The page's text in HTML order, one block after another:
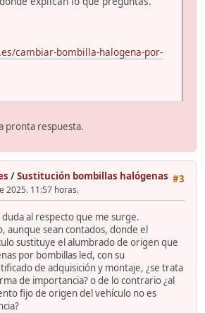
cambiar-bombilla-halogena-por-
pronta respuesta.
#3
/Sustitución bombillas halógenas
2025. 11:57 horas.
al respecto que me surge.
aunque sean contados, donde el
sustituye el alumbrado de origen que
por bombillas led, con su
de adquisición y montaje, ¿se trata
de importancia? o de lo contrario ¿al
fijo de origen del vehículo no es